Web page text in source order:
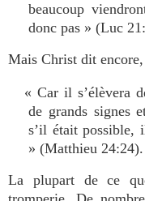
beaucoup
donc pas » (Luc
Mais Christ dit encore,
« Car il s’élèvera
de grands signes
s’il était possible,
» (Matthieu 24:24).
La plupart de ce